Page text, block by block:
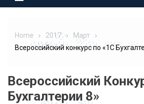
Home 2017
Март
Всероссийский конкурс по «1С
Всероссийский
Бухгалтерии 8»